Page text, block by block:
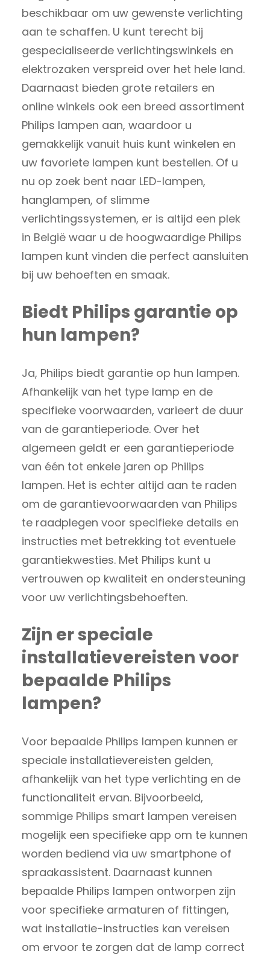
beschikbaar om uw gewenste verlichting
aan te schaffen. U kunt terecht bij
gespecialiseerde verlichtingswinkels en
elektrozaken verspreid over het hele land.
Daarnaast bieden grote retailers en
online winkels ook een breed assortiment
Philips lampen aan, waardoor u
gemakkelijk vanuit huis kunt winkelen en
uw favoriete lampen kunt bestellen. Of u
nu op zoek bent naar LED-lampen,
hanglampen, of slimme
verlichtingssystemen, er is altijd een plek
in België waar u de hoogwaardige Philips
lampen kunt vinden die perfect aansluiten
bij uw behoeften en smaak.
Biedt Philips garantie op
hun lampen?
Ja, Philips biedt garantie op hun lampen.
Afhankelijk van het type lamp en de
specifieke voorwaarden, varieert de duur
van de garantieperiode. Over het
algemeen geldt er een garantieperiode
van één tot enkele jaren op Philips
lampen. Het is echter altijd aan te raden
om de garantievoorwaarden van Philips
te raadplegen voor specifieke details en
instructies met betrekking tot eventuele
garantiekwesties. Met Philips kunt u
vertrouwen op kwaliteit en ondersteuning
voor uw verlichtingsbehoeften.
Zijn er speciale
installatievereisten voor
bepaalde Philips
lampen?
Voor bepaalde Philips lampen kunnen er
speciale installatievereisten gelden,
afhankelijk van het type verlichting en de
functionaliteit ervan. Bijvoorbeeld,
sommige Philips smart lampen vereisen
mogelijk een specifieke app om te kunnen
worden bediend via uw smartphone of
spraakassistent. Daarnaast kunnen
bepaalde Philips lampen ontworpen zijn
voor specifieke armaturen of fittingen,
wat installatie-instructies kan vereisen
om ervoor te zorgen dat de lamp correct